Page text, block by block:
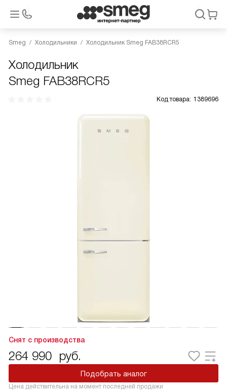
Smeg Холодильники Холодильник Smeg FAB38RCR5
Холодильник
Smeg FAB38RCR5
Код товара: 1389696
Снят с производства
264 990 руб.
Подобрать аналог
Цена действительна на момент последней продажи